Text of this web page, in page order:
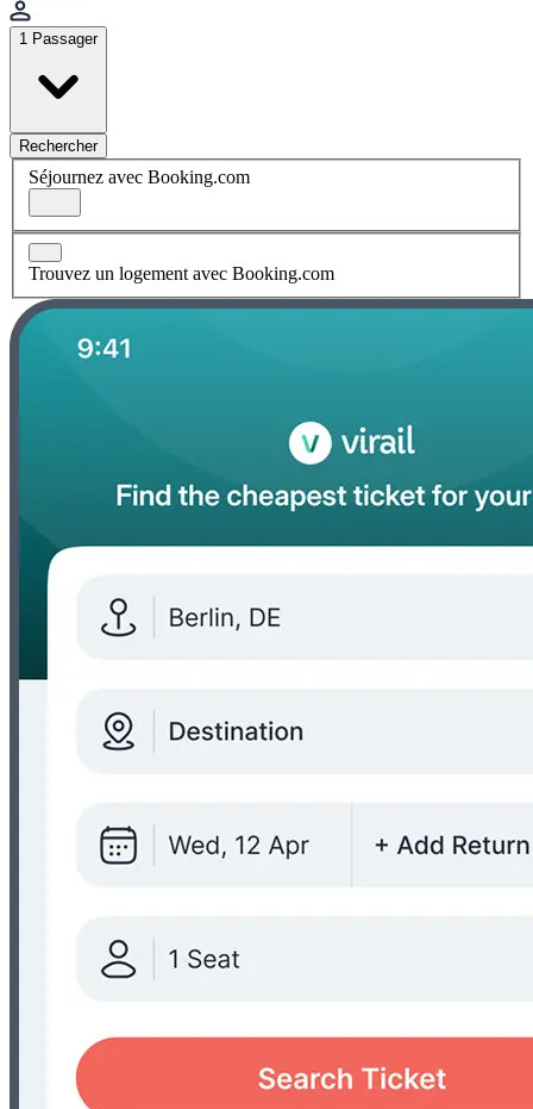
1 Passager
Rechercher
Séjournez avec Booking.com
Trouvez un logement avec Booking.com